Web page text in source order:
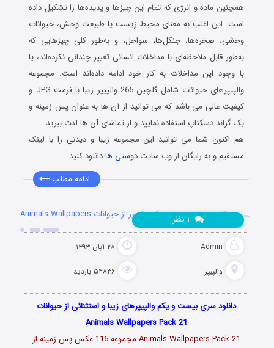
همچنین ماده و انرژی که تمام این چیزها و پدیده‌ها را تشکیل داده‌
است. این اغلب به معنای محیط زیست یا طبیعت وحش، حیوانات
وحشی، صخره‌ها، جنگل‌ها، سواحل، و به‌طور کلی چیزهایی که
به‌طور قابل ملاحظه‌ای با مداخلات انسانی تغییر چندانی نکرده‌اند، یا
با وجود این مداخلات به کار خود ادامه داده‌اند است. مجموعه
والپیپرهای حیوانات شامل گلچین 265 والپیپر زیبا با فرمت JPG و
کیفیت عالی می باشد که می توانید از آن ها به عنوان پس زمینه و
بک گراند دسکتاپ استفاده نمایید و از تماشای آن ها لذت ببرید.
هم اکنون شما می توانید این مجموعه زیبا و دیدنی را با لینک
مستقیم و به رایگان از وب سایتدوستی هادانلود کنید.
ادامه مطلب
دانلود سری بیست و یکم والپیپر از حیوانات Animals Wallpapers
Admin ۲۸ آبان ۱۳۹۳
والپیپر ۵۴۸۳۶ بازدید
نظر
دانلود سری بیست و یکم والپیپرهای زیبا و استثنائی از حیوانات
Animals Wallpapers Pack 21
Animals Wallpapers Pack 21 مجموعه 116 عکس پس زمینه از